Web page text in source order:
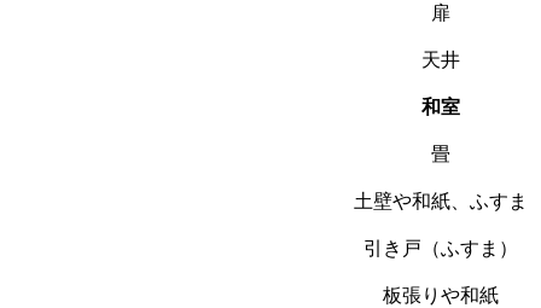
扉
天井
和室
畳
土壁や和紙、ふすま
引き戸（ふすま）
板張りや和紙